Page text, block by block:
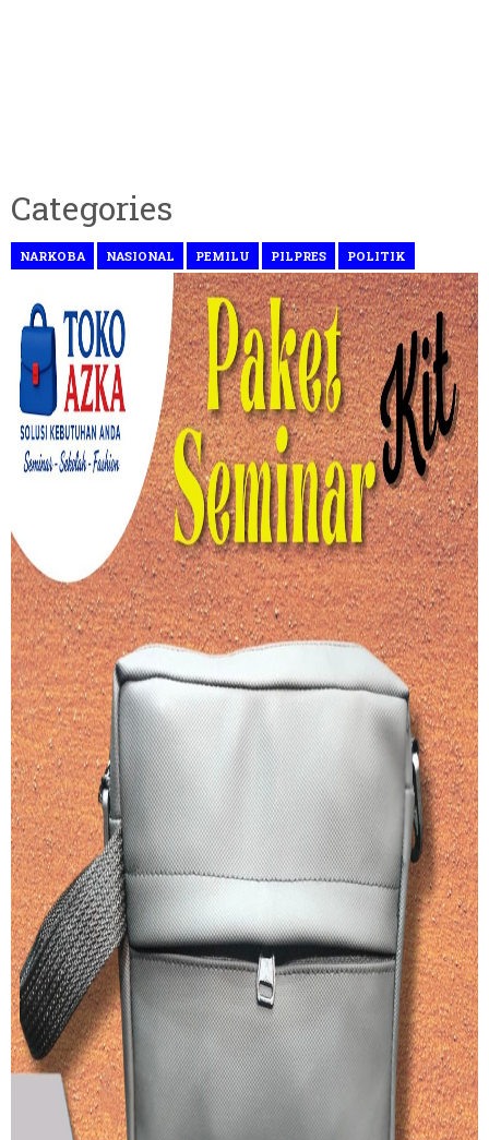
Categories
NARKOBA NASIONAL PEMILU PILPRES POLITIK